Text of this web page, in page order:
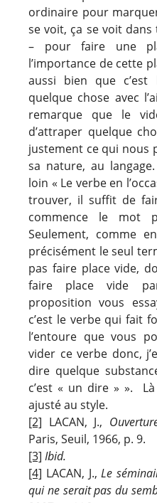
ordinaire pour
se voit, ça se voit
– pour faire une
l’importance de cette
aussi bien que
quelque chose avec
remarque que le
d’attraper quelque
justement ce qui nous
sa nature, au
loin « Le verbe en
trouver, il suffit de
commence le
Seulement, comme
précisément le seul
pas faire place vide,
faire place vide
proposition vous
c’est le verbe qui fait
l’entoure que vous
vider ce verbe donc,
dire quelque
c’est « un dire » ».
ajusté au style.
[2] LACAN, J.,
Paris, Seuil, 1966, p. 9.
[3] Ibid.
[4] LACAN, J.,Le
qui ne serait pas du